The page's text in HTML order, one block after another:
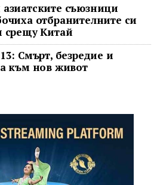
съюзници
отбранителните си
срещу Китай
Смърт, безредие и
към нов живот